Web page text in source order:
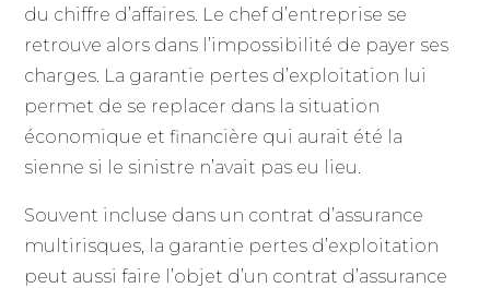
du chiffre d’affaires. Le chef d’entreprise se
retrouve alors dans l’impossibilité de payer ses
charges. La garantie pertes d’exploitation lui
permet de se replacer dans la situation
économique et financière qui aurait été la
sienne si le sinistre n’avait pas eu lieu.
Souvent incluse dans un contrat d’assurance
multirisques, la garantie pertes d’exploitation
peut aussi faire l’objet d’un contrat d’assurance